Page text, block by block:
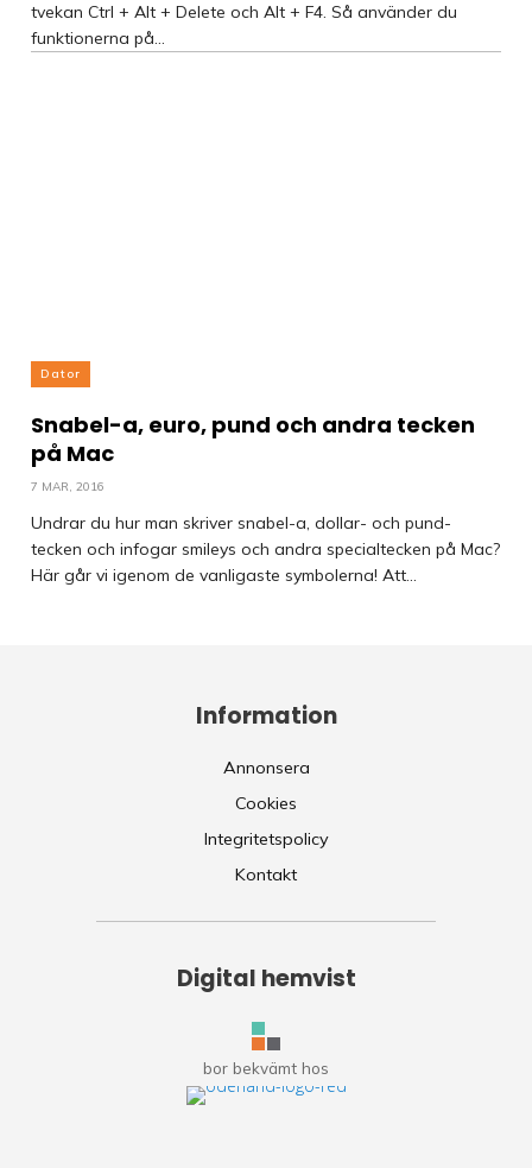
tvekan Ctrl + Alt + Delete och Alt + F4. Så använder du
funktionerna på...
Dator
Snabel-a, euro, pund och andra tecken
på Mac
7 MAR, 2016
Undrar du hur man skriver snabel-a, dollar- och pund-
tecken och infogar smileys och andra specialtecken på Mac?
Här går vi igenom de vanligaste symbolerna! Att...
Information
Annonsera
Cookies
Integritetspolicy
Kontakt
Digital hemvist
bor bekvämt hos